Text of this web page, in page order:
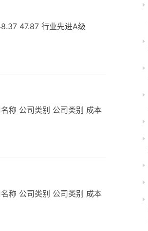
47.87 行业先进A级
称 公司类别 公司类别 成本
称 公司类别 公司类别 成本